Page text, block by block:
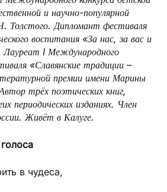
и научно-популярной
Толстого. Дипломант фестиваля
воспитания «За нас, за вас и
Лауреат I Международного
«Славянские традиции –
премии имени Марины
трёх поэтических книг,
периодических изданиях. Член
Живёт в Калуге.
в чудеса,